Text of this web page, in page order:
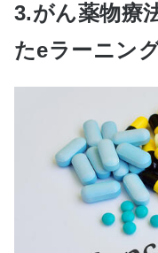
3.がん薬物療
たeラーニン